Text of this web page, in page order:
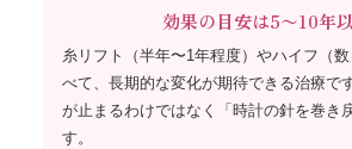
効果の目安は5〜10年
糸リフト（半年〜1年程度）やハイフ（
べて、長期的な変化が期待できる治療で
が止まるわけではなく「時計の針を巻き
す。